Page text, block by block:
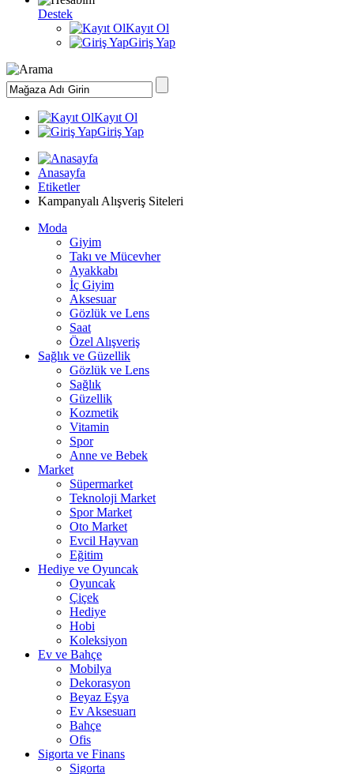
Destek
Kayıt Ol
Giriş Yap
Kayıt Ol
Giriş Yap
Anasayfa
Etiketler
Kampanyalı Alışveriş Siteleri
Moda
Giyim
Takı ve Mücevher
Ayakkabı
İç Giyim
Aksesuar
Gözlük ve Lens
Saat
Özel Alışveriş
Sağlık ve Güzellik
Gözlük ve Lens
Sağlık
Güzellik
Kozmetik
Vitamin
Spor
Anne ve Bebek
Market
Süpermarket
Teknoloji Market
Spor Market
Oto Market
Evcil Hayvan
Eğitim
Hediye ve Oyuncak
Oyuncak
Çiçek
Hediye
Hobi
Koleksiyon
Ev ve Bahçe
Mobilya
Dekorasyon
Beyaz Eşya
Ev Aksesuarı
Bahçe
Ofis
Sigorta ve Finans
Sigorta